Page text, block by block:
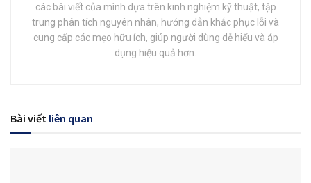
các bài viết của mình dựa trên kinh nghiệm kỹ thuật, tập
trung phân tích nguyên nhân, hướng dẫn khắc phục lỗi và
cung cấp các mẹo hữu ích, giúp người dùng dễ hiểu và áp
dụng hiệu quả hơn.
Bài viết liên quan